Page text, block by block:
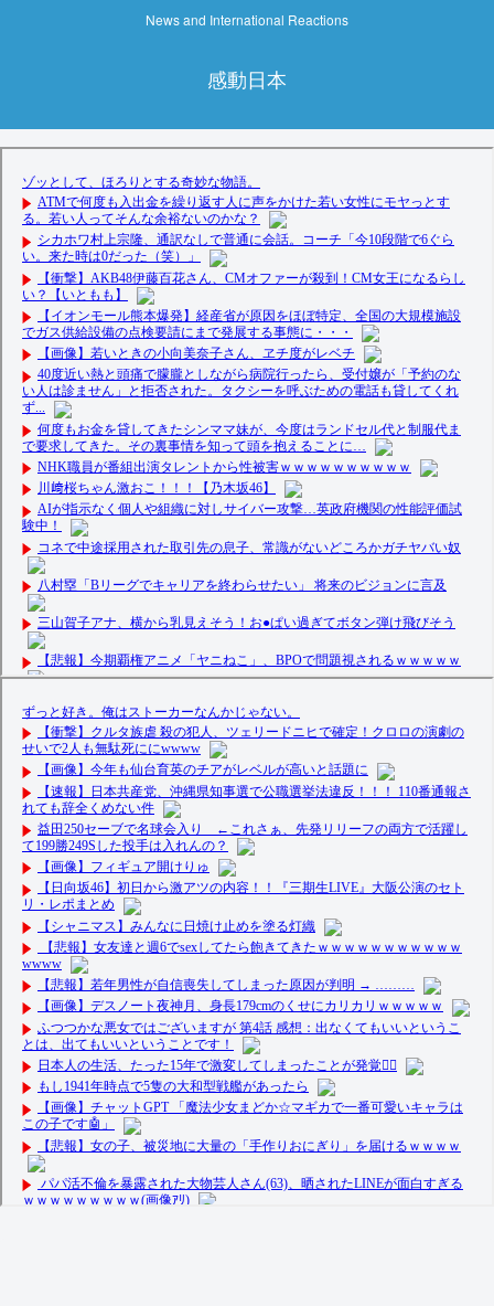
News and International Reactions
感動日本